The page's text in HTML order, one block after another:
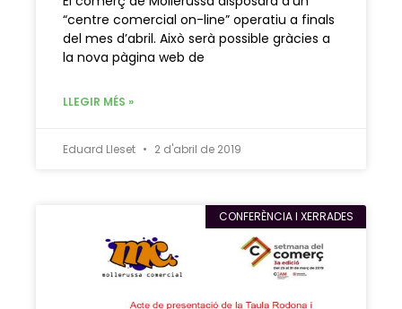
“centre comercial on-line” operatiu a finals
del mes d’abril. Això serà possible gràcies a
la nova pàgina web de
LLEGIR MÉS »
Eduard Lleset 2 d'abril de 2019
CONFERÈNCIA I XERRADES